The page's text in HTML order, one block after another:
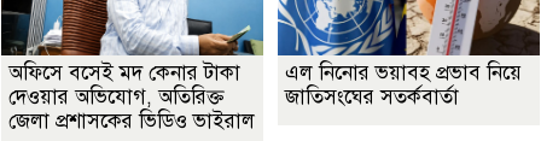
অফিসে বসেই মদ কেনার টাকা
দেওয়ার অভিযোগ, অতিরিক্ত
জেলা প্রশাসকের ভিডিও ভাইরাল
এল নিনোর ভয়াবহ প্রভাব নিয়ে
জাতিসংঘের সতর্কবার্তা